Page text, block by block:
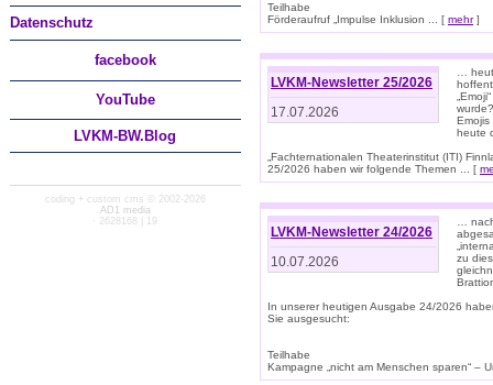
Datenschutz
facebook
YouTube
LVKM-BW.Blog
coding + custom cms © 2002-2026
AD1 media
· 2628168 | 19
Teilhabe
Förderaufruf „Impulse Inklusion ... [ mehr]
LVKM-Newsletter 25/2026
17.07.2026
…
Emojis
heute
„Fachternationalen Theaterinstitut (ITI)
25/2026 haben wir folgende Themen ... [
LVKM-Newsletter 24/2026
10.07.2026
…
zu
In unserer heutigen Ausgabe 24/2026
Sie ausgesucht:
Teilhabe
Kampagne „nicht am Menschen sparen“ –